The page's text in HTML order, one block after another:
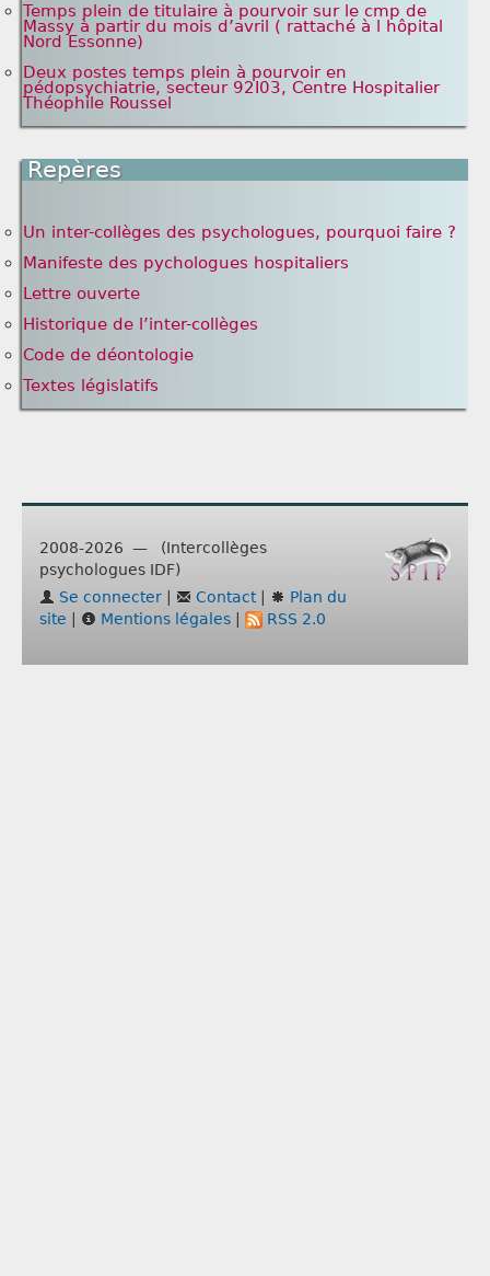
Temps plein de titulaire à pourvoir sur le cmp de
Massy à partir du mois d’avril ( rattaché à l hôpital
Nord Essonne)
Deux postes temps plein à pourvoir en
pédopsychiatrie, secteur 92I03, Centre Hospitalier
Théophile Roussel
Repères
Un inter-collèges des psychologues, pourquoi faire ?
Manifeste des pychologues hospitaliers
Lettre ouverte
Historique de l’inter-collèges
Code de déontologie
Textes législatifs
2008-2026 — (Intercollèges
psychologues IDF)
Se connecter | Contact|
Plan du
site | Mentions légales | RSS 2.0